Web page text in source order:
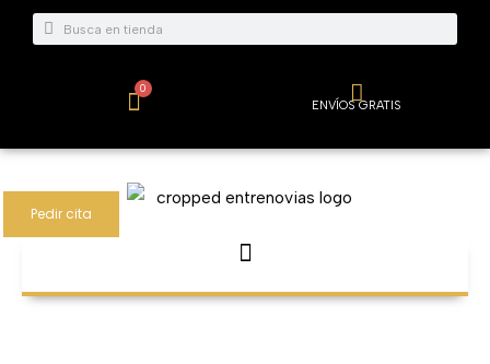
Buscar
Buscar
0
Carrito ENVÍOS GRATIS
Pedir cita